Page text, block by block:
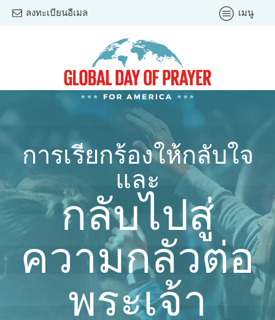
ลงทะเบียนอีเมล เมนู
การเรียกร้องให้กลับใจ
และ
กลับไปสู่
ความกลัวต่อ
พระเจ้า